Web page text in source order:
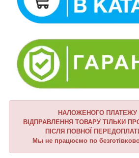
НАЛОЖЕНОГО
ВІДПРАВЛЕННЯ ТОВАРУ ТІЛЬКИ
ПІСЛЯ ПОВНОЇ
Мы не працюємо по